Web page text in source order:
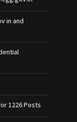
in and
1226 Posts